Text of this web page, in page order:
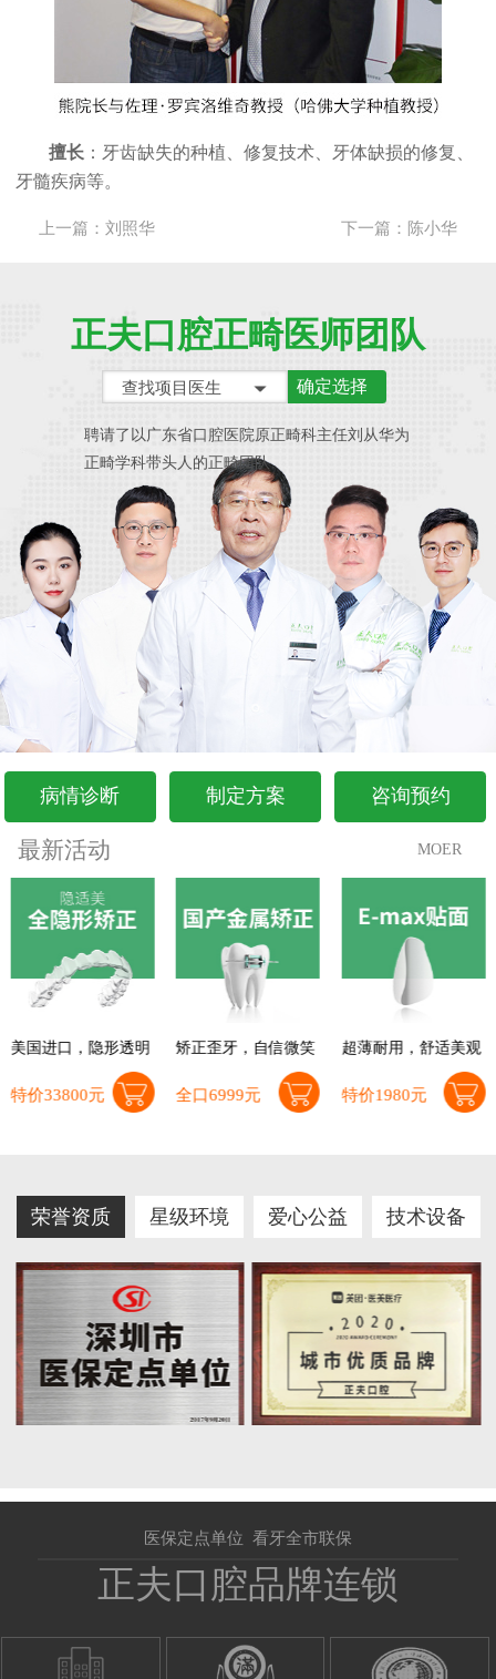
擅长 ：牙齿缺失的种植、修复技术、牙体缺损的修复、
牙髓疾病等。
上一篇： 刘照华 下一篇： 陈小华
查找项目医生 确定选择
正夫口腔正畸医师团队
聘请了以广东省口腔医院原正畸科主任刘从华为
正畸学科带头人的正畸团队
病情诊断 制定方案 咨询预约
最新活动 MOER
美国进口，隐形透明
特价33800元
矫正歪牙，自信微笑
全口6999元
超薄耐用，舒适美观
特价1980元
荣誉资质 星级环境 爱心公益 技术设备
医保定点单位 看牙全市联保
正夫口腔品牌连锁